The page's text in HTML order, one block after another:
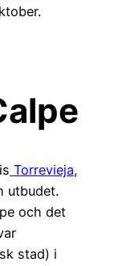
Torrevieja,
utbudet.
och det
stad) i